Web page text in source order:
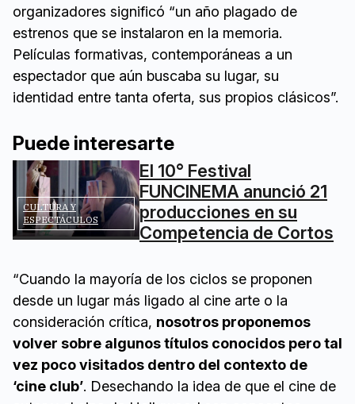
organizadores significó “un año plagado de
estrenos que se instalaron en la memoria.
Películas formativas, contemporáneas a un
espectador que aún buscaba su lugar, su
identidad entre tanta oferta, sus propios clásicos”.
Puede interesarte
CULTURA Y
ESPECTÁCULOS
El 10° Festival
FUNCINEMA anunció 21
producciones en su
Competencia de Cortos
“Cuando la mayoría de los ciclos se proponen
desde un lugar más ligado al cine arte o la
consideración crítica, nosotros proponemos
volver sobre algunos títulos conocidos pero tal
vez poco visitados dentro del contexto de
‘cine club’. Desechando la idea de que el cine de